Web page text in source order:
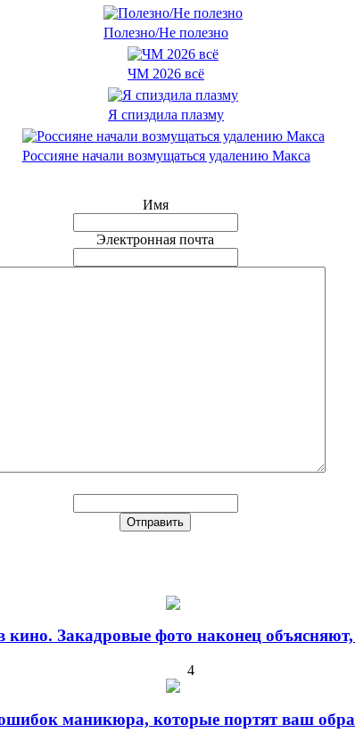
Полезно/Не полезно
ЧМ 2026 всё
Я спиздила плазму
Россияне начали возмущаться удалению Макса
Имя
Электронная почта
Закадровые фото наконец
4
маникюра, которые портят ваш